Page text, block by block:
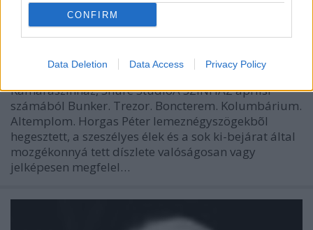
CONFIRM
Data Deletion Data Access Privacy Policy
Fémkamra
szinhazhu•2003. május 03.
Tarján TamásNémeth Ákos: HaszonvágyBudapesti
Kamaraszínház, Shure StúdióA SZÍNHÁZ áprlisi
számából Bunker. Trezor. Boncterem. Kolumbárium.
Altemplom. Horgas Péter lemeznégyszögekbõl
hegesztett, a szeszélyes élek és a sok ki-bejárat által
mozgékonnyá tett díszlete valóságosan vagy
jelképesen megfelel…